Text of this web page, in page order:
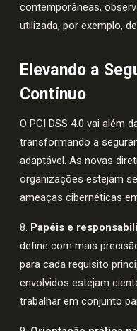
contemporâneas,
utilizada, por exemplo,
Elevando a
Contínuo
O PCI DSS 4.0 vai além
transformando a
adaptável. As novas
organizações estejam
ameaças cibernéticas
8. Papéis e
define com mais
para cada requisito
envolvidos estejam
trabalhar em conjunto